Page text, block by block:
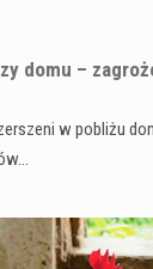
domu –
w pobliżu